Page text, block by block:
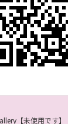
【未使用です】